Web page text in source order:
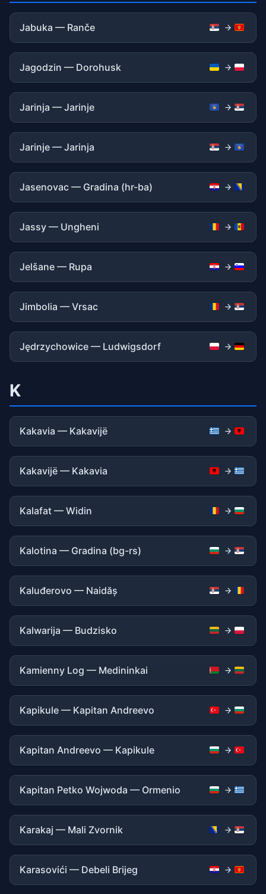
Jabuka — Ranče
Jagodzin — Dorohusk
Jarinja — Jarinje
Jarinje — Jarinja
Jasenovac — Gradina (hr-ba)
Jassy — Ungheni
Jelšane — Rupa
Jimbolia — Vrsac
Jędrzychowice — Ludwigsdorf
K
Kakavia — Kakavijë
Kakavijë — Kakavia
Kalafat — Widin
Kalotina — Gradina (bg-rs)
Kaluđerovo — Naidăș
Kalwarija — Budzisko
Kamienny Log — Medininkai
Kapikule — Kapitan Andreevo
Kapitan Andreevo — Kapikule
Kapitan Petko Wojwoda — Ormenio
Karakaj — Mali Zvornik
Karasovići — Debeli Brijeg